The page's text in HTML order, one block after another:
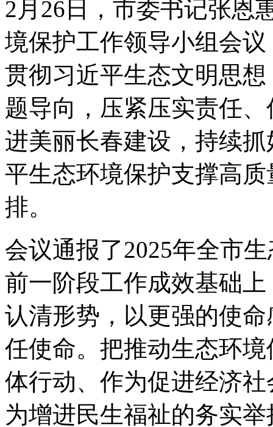
2月26日，市委书记张恩
境保护工作领导小组会
贯彻习近平生态文明思
题导向，压紧压实责任
进美丽长春建设，持续
平生态环境保护支撑高
排。
会议通报了2025年全市
前一阶段工作成效基础
认清形势，以更强的使
任使命。把推动生态环
体行动、作为促进经济
为增进民生福祉的务实